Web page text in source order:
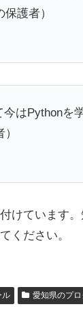
護者）
今はPythonを
けています
ください。
ル 愛知県のプ